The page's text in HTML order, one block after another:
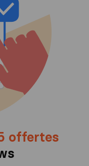
offertes